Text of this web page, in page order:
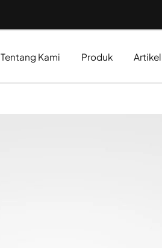
Tentang Kami Produk Artikel